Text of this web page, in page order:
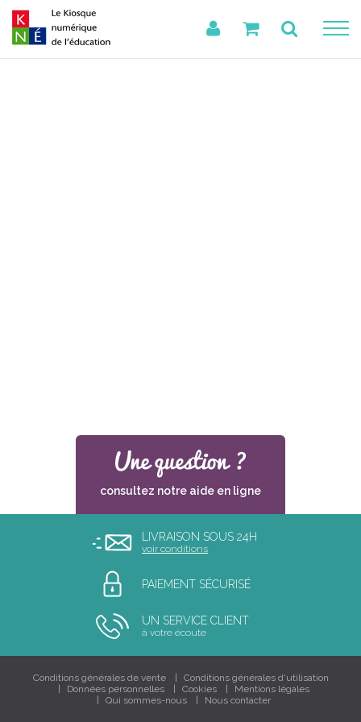
LIVRAISON SOUS 24H
voir conditions
PAIEMENT SÉCURISÉ
UN SERVICE CLIENT
à votre écoute
consultez notre aide en ligne
Conditions générales de vente
Conditions générales d'utilisation
Données personnelles
Cookies
Mentions légales
Qui sommes-nous
Nous contacter